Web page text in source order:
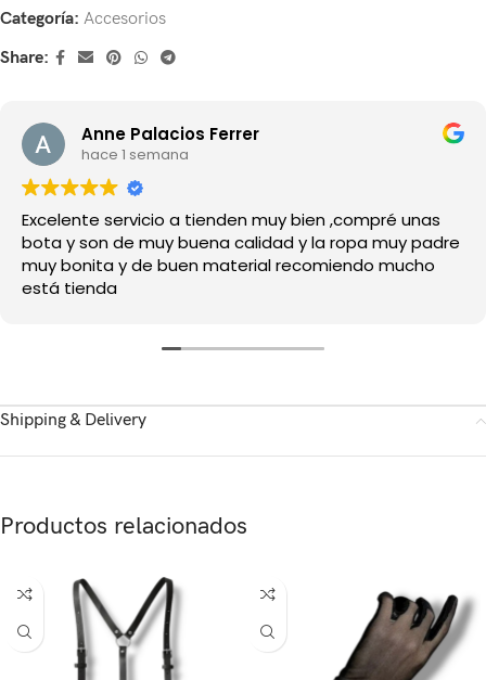
Categoría: Accesorios
Share:
Anne Palacios Ferrer
hace 1 semana
Excelente servicio a tienden muy bien ,compré unas
bota y son de muy buena calidad y la ropa muy padre
muy bonita y de buen material recomiendo mucho
está tienda
Shipping & Delivery
Productos relacionados